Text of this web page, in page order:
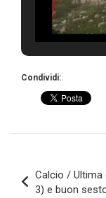
Condividi:
articoli
Calcio / Ultima
3) e buon